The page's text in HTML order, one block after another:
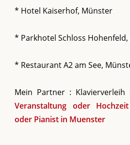
* Hotel Kaiserhof, Münster
* Parkhotel Schloss
* Restaurant A2 am See,
Mein Partner : Klavierverleih
Veranstaltung oder
oder Pianist in Muenster